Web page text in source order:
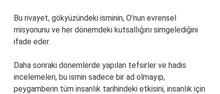
Bu rivayet, gökyüzündeki isminin, O’nun evrensel
misyonunu ve her dönemdeki kutsallığını simgelediğini
ifade eder.
Daha sonraki dönemlerde yapılan tefsirler ve hadis
incelemeleri, bu ismin sadece bir ad olmayıp,
peygamberin tüm insanlık tarihindeki etkisini, insanlık için